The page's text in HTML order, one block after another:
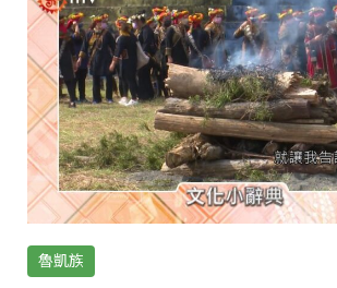
魯凱族